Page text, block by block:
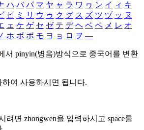
ハ バ パ マ ヤ ャ ラ ワ ヮ ン イ ィ キ
ピ ミ リ ウ ゥ ク グ ス ズ ツ ヅ ッ ヌ
ェ ケ ゲ セ ゼ テ デ ヘ ベ ペ メ レ オ
ホ ボ ポ モ ヨ ョ ロ ヲ ―
서 pinyin(병음)방식으로 중국어를 변환
여 사용하시면 됩니다.
려면 zhongwen을 입력하시고 space를